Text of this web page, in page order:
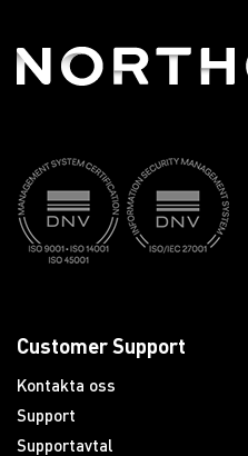
Customer Support
Kontakta oss
Support
Supportavtal